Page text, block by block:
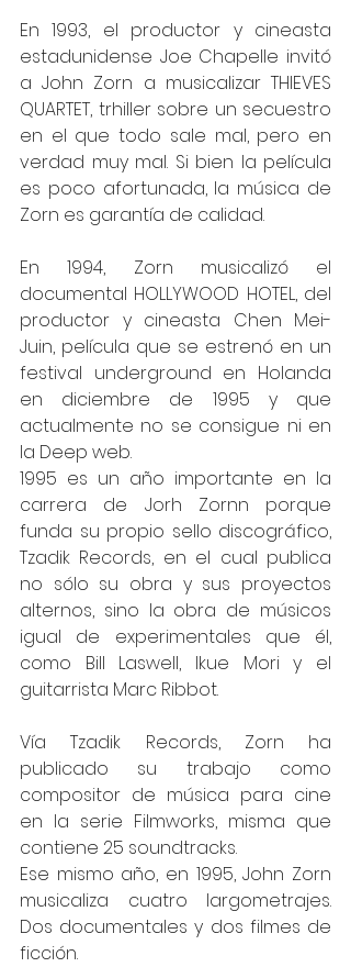
En 1993, el productor y cineasta
estadunidense Joe Chapelle invitó
a John Zorn a musicalizar THIEVES
QUARTET, trhiller sobre un secuestro
en el que todo sale mal, pero en
verdad muy mal. Si bien la película
es poco afortunada, la música de
Zorn es garantía de calidad.
En 1994, Zorn musicalizó el
documental HOLLYWOOD HOTEL, del
productor y cineasta Chen Mei-
Juin, película que se estrenó en un
festival underground en Holanda
en diciembre de 1995 y que
actualmente no se consigue ni en
la Deep web.
1995 es un año importante en la
carrera de Jorh Zornn porque
funda su propio sello discográfico,
Tzadik Records, en el cual publica
no sólo su obra y sus proyectos
alternos, sino la obra de músicos
igual de experimentales que él,
como Bill Laswell, Ikue Mori y el
guitarrista Marc Ribbot.
Vía Tzadik Records, Zorn ha
publicado su trabajo como
compositor de música para cine
en la serie Filmworks, misma que
contiene 25 soundtracks.
Ese mismo año, en 1995, John Zorn
musicaliza cuatro largometrajes.
Dos documentales y dos filmes de
ficción.